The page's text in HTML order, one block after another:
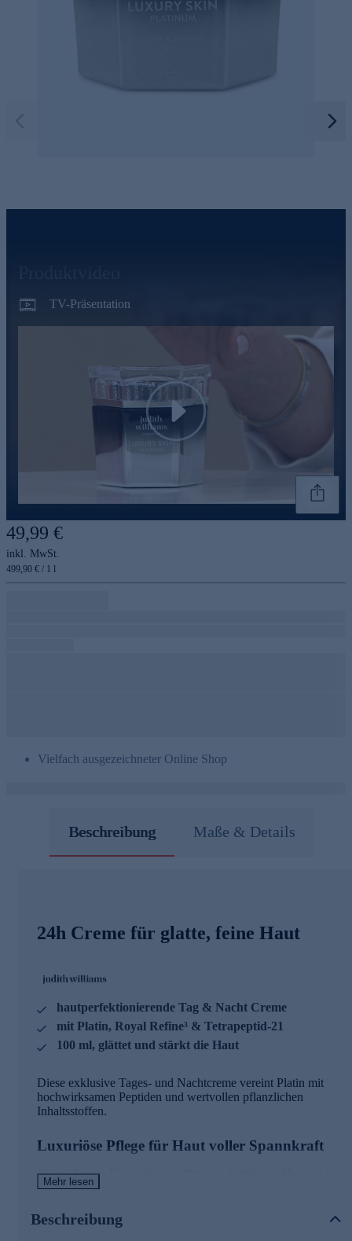
TV-Präsentation
Play
49,99 €
inkl. MwSt.
499,90 € / 1 l
Vielfach ausgezeichneter Online Shop
Beschreibung Maße & Details
24h Creme für glatte, feine Haut
hautperfektionierende Tag & Nacht Creme
mit Platin, Royal Refine³ & Tetrapeptid-21
100 ml, glättet und stärkt die Haut
Diese exklusive Tages- und Nachtcreme vereint Platin mit
hochwirksamen Peptiden und wertvollen pflanzlichen
Inhaltsstoffen.
Luxuriöse Pflege für Haut voller Spannkraft
Die wirksame Formulierung glättet und stärkt die Haut und
sorgt zudem für ein verfeinertes, ebenmäßiges Hautbild.
und erleben Sie eine besondere Spannkraft sowie Perfektion
nach jedem Auftragen.
Mehr lesen
Beschreibung